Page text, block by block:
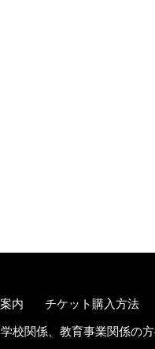
内 チケット購入方法
学校関係、教育事業関係の